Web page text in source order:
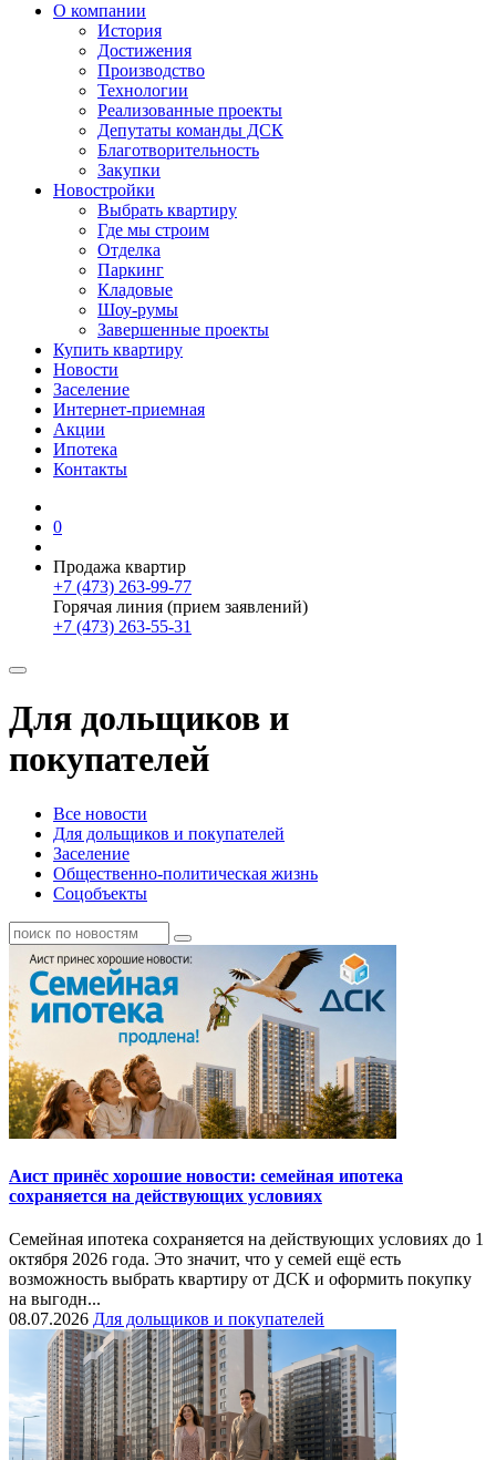
О компании
История
Достижения
Производство
Технологии
Реализованные проекты
Депутаты команды ДСК
Благотворительность
Закупки
Новостройки
Выбрать квартиру
Где мы строим
Отделка
Паркинг
Кладовые
Шоу-румы
Завершенные проекты
Купить квартиру
Новости
Заселение
Интернет-приемная
Акции
Ипотека
Контакты
0
Продажа квартир
+7 (473) 263-99-77
Горячая линия (прием заявлений)
+7 (473) 263-55-31
Для дольщиков и
покупателей
Все новости
Для дольщиков и покупателей
Заселение
Общественно-политическая жизнь
Соцобъекты
Аист принёс хорошие новости: семейная ипотека
сохраняется на действующих условиях
Семейная ипотека сохраняется на действующих условиях до 1
октября 2026 года. Это значит, что у семей ещё есть
возможность выбрать квартиру от ДСК и оформить покупку
на выгодн...
08.07.2026 Для дольщиков и покупателей